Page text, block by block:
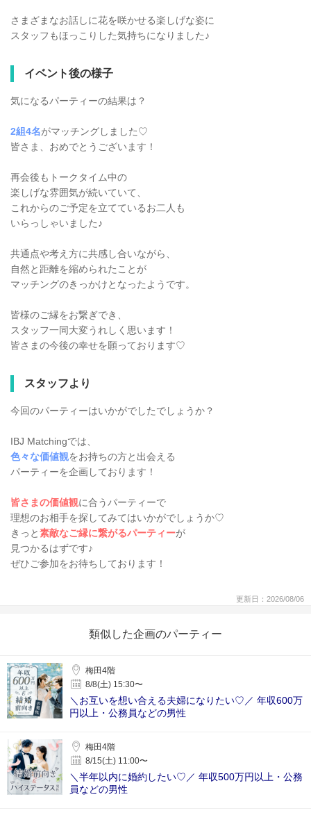
さまざまなお話しに花を咲かせる楽しげな姿に
スタッフもほっこりした気持ちになりました♪
イベント後の様子
気になるパーティーの結果は？
2組4名がマッチングしました♡
皆さま、おめでとうございます！
再会後もトークタイム中の
楽しげな雰囲気が続いていて、
これからのご予定を立てているお二人も
いらっしゃいました♪
共通点や考え方に共感し合いながら、
自然と距離を縮められたことが
マッチングのきっかけとなったようです。
皆様のご縁をお繋ぎでき、
スタッフ一同大変うれしく思います！
皆さまの今後の幸せを願っております♡
スタッフより
今回のパーティーはいかがでしたでしょうか？
IBJ Matchingでは、
色々な価値観をお持ちの方と出会える
パーティーを企画しております！
皆さまの価値観に合うパーティーで
理想のお相手を探してみてはいかがでしょうか♡
きっと素敵なご縁に繋がるパーティーが
見つかるはずです♪
ぜひご参加をお待ちしております！
更新日：2026/08/06
類似した企画のパーティー
梅田4階
8/8(土) 15:30〜
＼お互いを想い合える夫婦になりたい♡／ 年収600万
円以上・公務員などの男性
梅田4階
8/15(土) 11:00〜
＼半年以内に婚約したい♡／ 年収500万円以上・公務
員などの男性